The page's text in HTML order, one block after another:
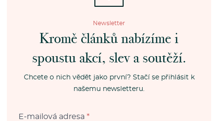
Newsletter
Kromě článků nabízíme i
spoustu akcí, slev a soutěží.
Chcete o nich vědět jako první? Stačí se přihlásit k
našemu newsletteru.
E-mailová adresa *